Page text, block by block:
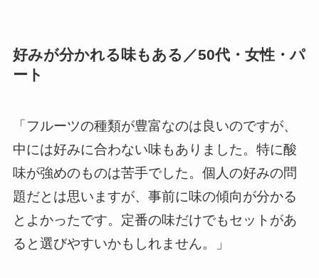
好みが分かれる味もある／50代・女性・パ
ート
「フルーツの種類が豊富なのは良いのですが、
中には好みに合わない味もありました。特に酸
味が強めのものは苦手でした。個人の好みの問
題だとは思いますが、事前に味の傾向が分かる
とよかったです。定番の味だけでもセットがあ
ると選びやすいかもしれません。」